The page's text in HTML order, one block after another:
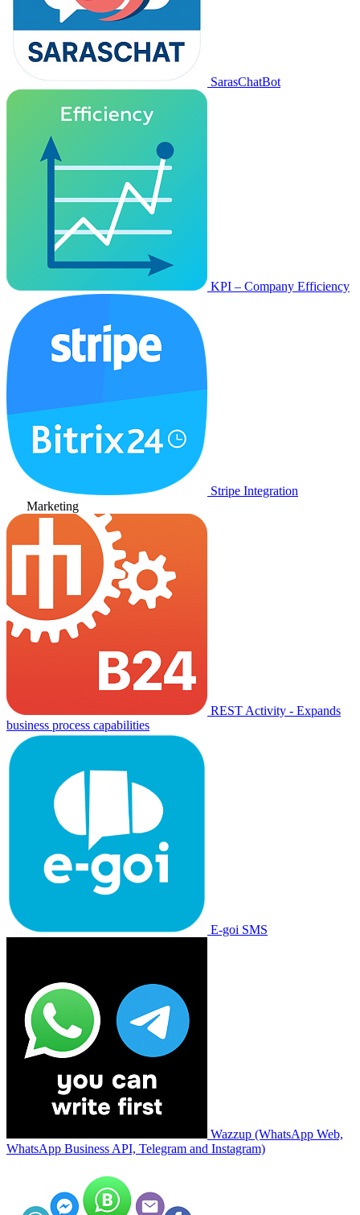
SarasChatBot
KPI – Company Efficiency
Stripe Integration
Marketing
REST Activity - Expands
business process capabilities
E-goi SMS
Wazzup (WhatsApp Web,
WhatsApp Business API, Telegram and Instagram)